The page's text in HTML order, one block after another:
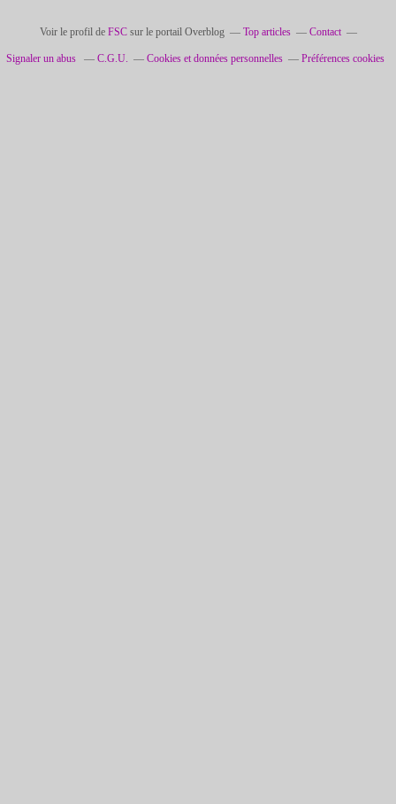
Voir le profil de FSCsur le portail Overblog Top articles Contact
Signaler un abus C.G.U. Cookies et données personnelles Préférences cookies